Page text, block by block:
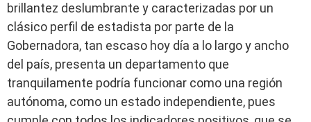
brillantez deslumbrante y caracterizadas por un
clásico perfil de estadista por parte de la
Gobernadora, tan escaso hoy día a lo largo y ancho
del país, presenta un departamento que
tranquilamente podría funcionar como una región
autónoma, como un estado independiente, pues